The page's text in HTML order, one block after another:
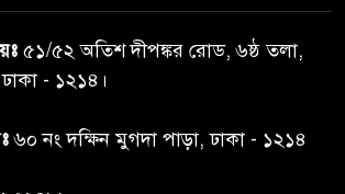
তদন্ত শেষ পর্যায়ে, দ্রুত চার্জশিট
রাতের মধ্যে ঢাকাসহ ১০ অঞ্চলে
ঝড়বৃষ্টির পূর্বাভাস
৫১/৫২ অতিশ দীপঙ্কর রোড, ৬ষ্ঠ তলা,
- ১২১৪।
৬০ নং দক্ষিন মুগদা পাড়া, ঢাকা - ১২১৪